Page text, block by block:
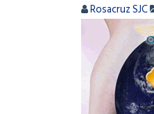
Rosacruz SJC